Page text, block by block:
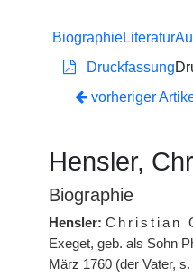
BiographieLiteratur
Druckfassung
vorheriger
Hensler,
Biographie
Hensler: Christian
Exeget, geb. als Sohn
März 1760 (der Vater,